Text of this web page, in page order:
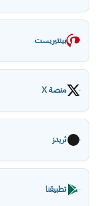
بينتيريست
منصة X
ثريدز
تطبيقنا